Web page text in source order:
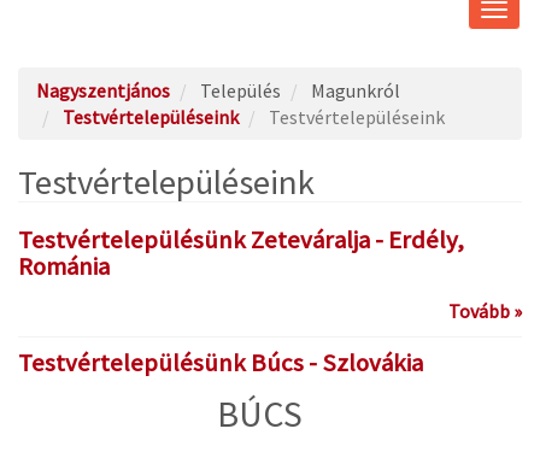
Nagyszentjános Település
Magunkról
Testvértelepüléseink
Testvértelepüléseink
Testvértelepüléseink
Testvértelepülésünk Zeteváralja - Erdély,
Románia
Tovább »
Testvértelepülésünk Búcs - Szlovákia
BÚCS